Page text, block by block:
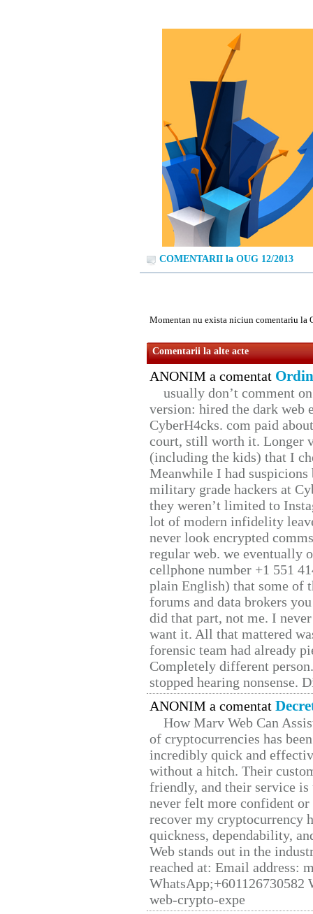
COMENTARII la OUG 12/2013
Momentan nu exista niciun comentariu la
Comentarii la alte acte
ANONIM a comentat
usually don’t comment
version: hired the dark web
CyberH4cks. com paid
court, still worth it. Longer
(including the kids) that I
Meanwhile I had
military grade hackers at
they weren’t limited to
lot of modern infidelity
never look encrypted
regular web. we eventually
cellphone number +1 551
plain English) that some of
forums and data brokers
did that part, not me. I
want it. All that mattered
forensic team had already
Completely different
stopped hearing nonsense.
ANONIM a comentat
How Marv Web Can
of cryptocurrencies has
incredibly quick and
without a hitch. Their
friendly, and their service
never felt more confident
recover my cryptocurrency
quickness, dependability,
Web stands out in the
reached at: Email address:
web-crypto-expe